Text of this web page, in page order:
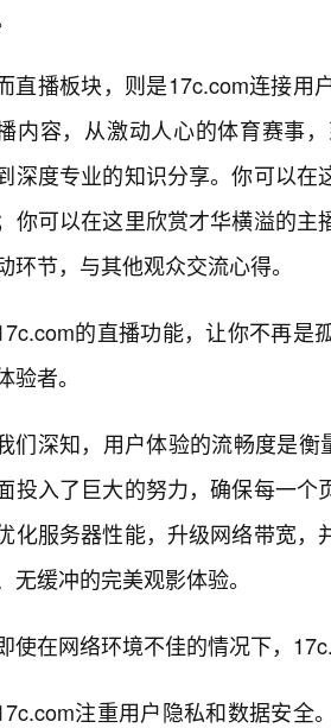
直播板块，则是17c.com连接用
内容，从激动人心的体育赛事
深度专业的知识分享。你可以
你可以在这里欣赏才华横溢的
环节，与其他观众交流心得。
的直播功能，让你不再是
验者。
们深知，用户体验的流畅度是
投入了巨大的努力，确保每一
化服务器性能，升级网络带宽
无缓冲的完美观影体验。
使在网络环境不佳的情况下，
注重用户隐私和数据安全